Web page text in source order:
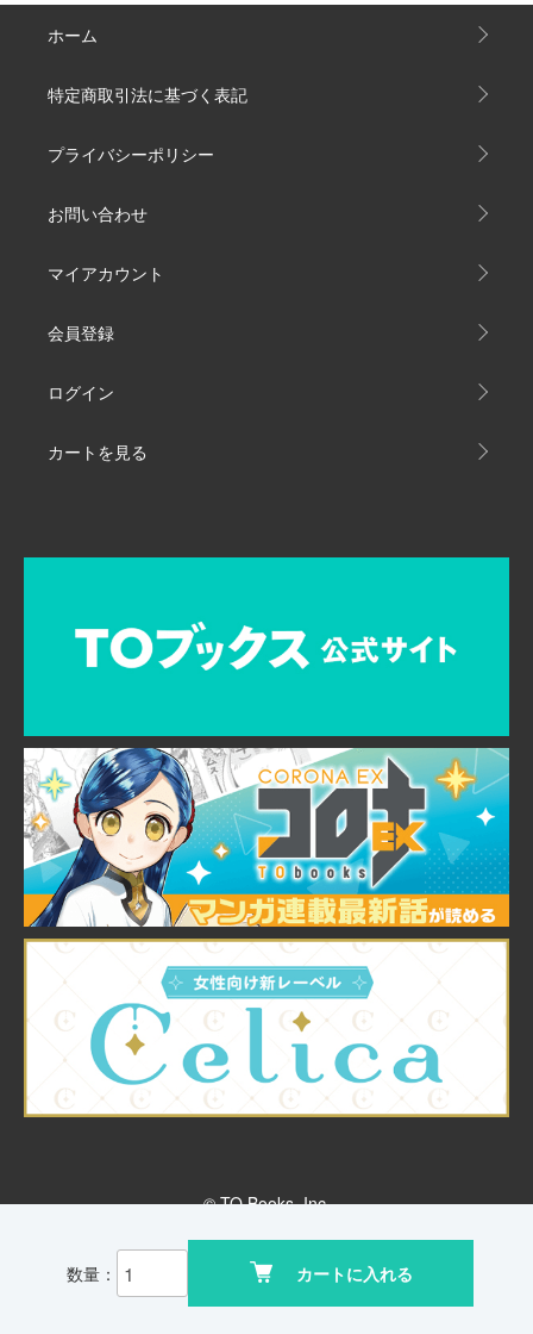
数量： カートに入れる
ホーム
特定商取引法に基づく表記
プライバシーポリシー
お問い合わせ
マイアカウント
会員登録
ログイン
カートを見る
© TO Books, Inc.